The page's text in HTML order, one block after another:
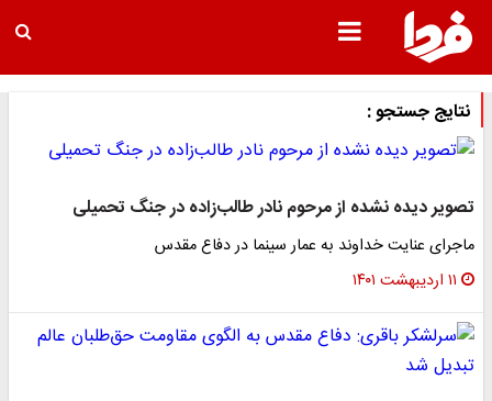
نتایج جستجو :
تصویر دیده نشده از مرحوم نادر طالب‌زاده در جنگ تحمیلی
ماجرای عنایت خداوند به عمار سینما در دفاع مقدس
۱۱ اردیبهشت ۱۴۰۱